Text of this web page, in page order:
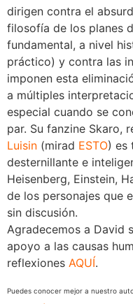
dirigen contra el
filosofía de los planes
fundamental, a nivel
práctico) y contra las
imponen esta
a múltiples
especial cuando se
par. Su fanzine Skaro,
Luisin (mirad ESTO) es
desternillante e
Heisenberg, Einstein,
de los personajes que
sin discusión.
Agradecemos a David
apoyo a las causas
reflexiones AQUÍ.
Puedes conocer mejor a nuestro